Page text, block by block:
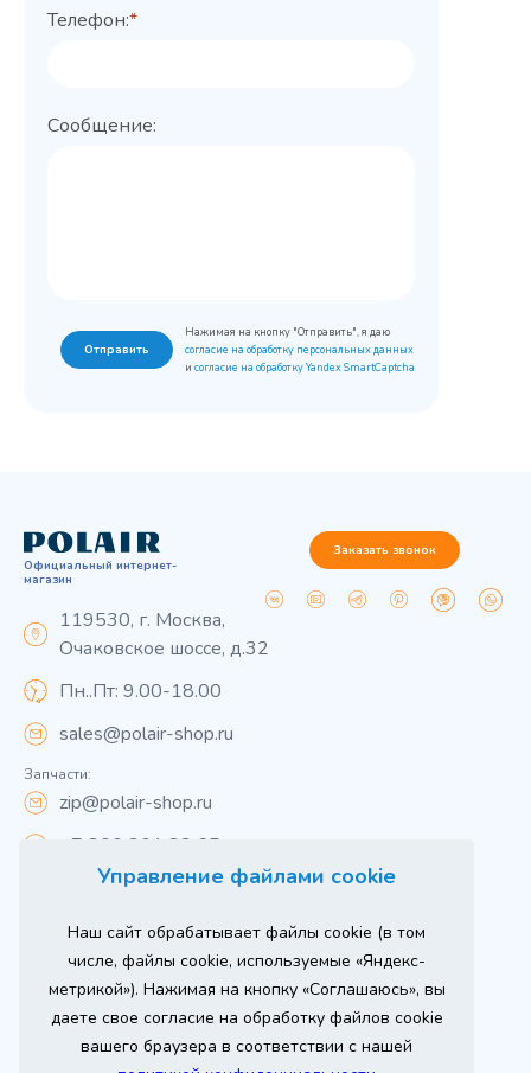
Управление файлами cookie
Наш сайт обрабатывает файлы cookie (в том
числе, файлы cookie, используемые «Яндекс-
метрикой»). Нажимая на кнопку «Соглашаюсь», вы
даете свое согласие на обработку файлов cookie
вашего браузера в соответствии с нашей
Телефон:*
Сообщение:
Отправить
Нажимая на кнопку "Отправить", я даю
согласие на обработку персональных данных
и согласие на обработку Yandex SmartCaptcha
Официальный интернет-
магазин
119530, г. Москва,
Очаковское шоссе, д.32
Пн..Пт: 9.00-18.00
sales@polair-shop.ru
Запчасти:
zip@polair-shop.ru
+7 800 301 33 65
Заказать звонок
Вся информация на сайте о товарах носит
справочный характер и не является публичной
офертой в соответствии с пунктом 2 статьи 437 ГК РФ.
Для получения подробной информации о наличии и
стоимости указанных товаров и (или) услуг,
пожалуйста, обращайтесь к менеджеру сайта по
телефону
При использовании материалов сайта ссылка